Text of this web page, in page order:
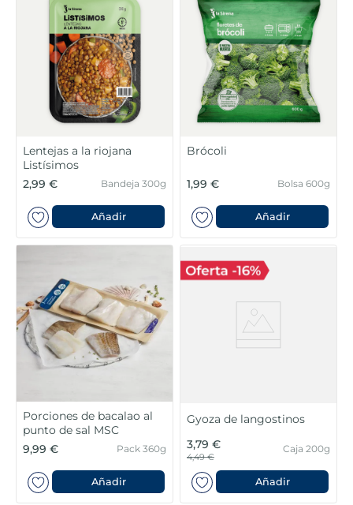
Lentejas a la riojana
Listísimos
2,99 €
Bandeja 300g
Añadir
Brócoli
1,99 € Bolsa 600g
Añadir
Porciones de bacalao al
punto de sal MSC
9,99 €
Pack 360g
Añadir
Gyoza de langostinos
3,79 €
4,49 €
Caja 200g
Añadir